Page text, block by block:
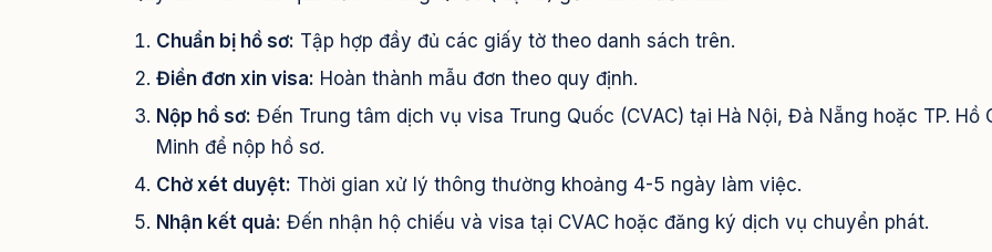
Chuẩn bị hồ sơ: Tập hợp đầy đủ các giấy tờ theo danh sách trên.
Điền đơn xin visa: Hoàn thành mẫu đơn theo quy định.
Nộp hồ sơ: Đến Trung tâm dịch vụ visa Trung Quốc (CVAC) tại Hà Nội, Đà Nẵng hoặc TP. Hồ
Minh để nộp hồ sơ.
Chờ xét duyệt: Thời gian xử lý thông thường khoảng 4-5 ngày làm việc.
Nhận kết quả: Đến nhận hộ chiếu và visa tại CVAC hoặc đăng ký dịch vụ chuyển phát.